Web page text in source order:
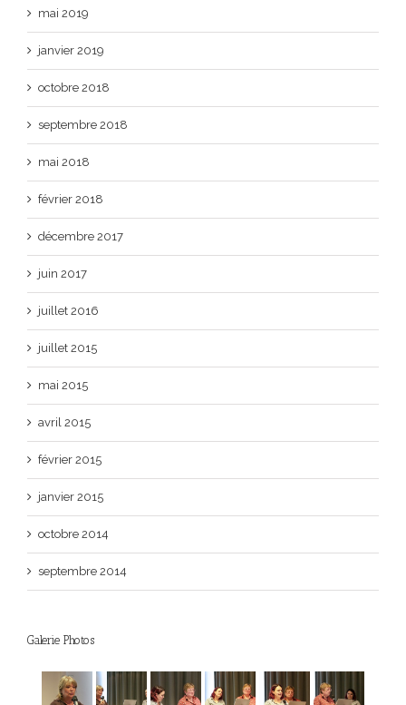
mai 2019
janvier 2019
octobre 2018
septembre 2018
mai 2018
février 2018
décembre 2017
juin 2017
juillet 2016
juillet 2015
mai 2015
avril 2015
février 2015
janvier 2015
octobre 2014
septembre 2014
Galerie Photos